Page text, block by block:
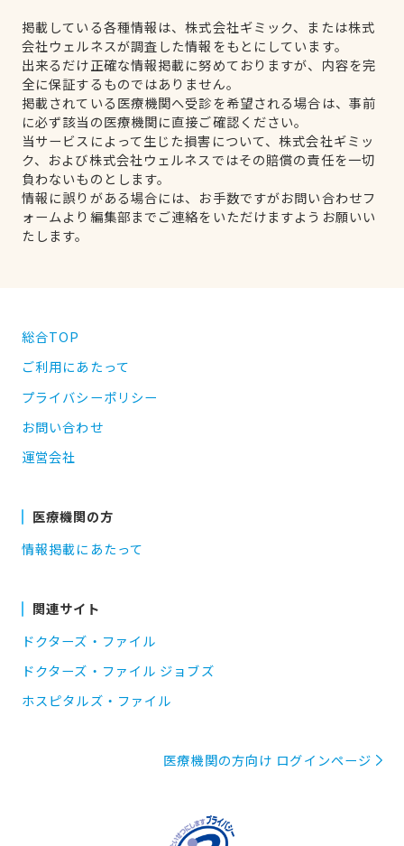
掲載している各種情報は、株式会社ギミック、または株式
会社ウェルネスが調査した情報をもとにしています。
出来るだけ正確な情報掲載に努めておりますが、内容を完
全に保証するものではありません。
掲載されている医療機関へ受診を希望される場合は、事前
に必ず該当の医療機関に直接ご確認ください。
当サービスによって生じた損害について、株式会社ギミッ
ク、および株式会社ウェルネスではその賠償の責任を一切
負わないものとします。
情報に誤りがある場合には、お手数ですがお問い合わせフ
ォームより編集部までご連絡をいただけますようお願いい
たします。
総合TOP
ご利用にあたって
プライバシーポリシー
お問い合わせ
運営会社
医療機関の方
情報掲載にあたって
関連サイト
ドクターズ・ファイル
ドクターズ・ファイル ジョブズ
ホスピタルズ・ファイル
医療機関の方向け ログインページ